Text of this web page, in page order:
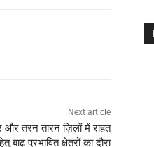
Next article
और तरन तारन ज़िलों में राहत
बाढ़ प्रभावित क्षेत्रों का दौरा